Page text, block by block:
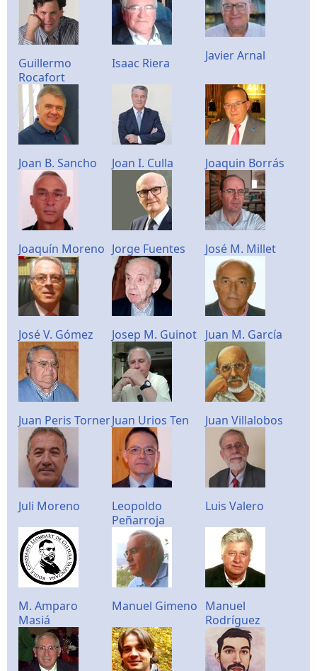
Guillermo
Rocafort
Isaac Riera Javier Arnal
Joan B. Sancho Joan I. Culla Joaquin Borrás
Joaquín Moreno Jorge Fuentes José M. Millet
José V. Gómez Josep M. Guinot Juan M. García
Juan Peris TornerJuan Urios Ten Juan Villalobos
Juli Moreno
Leopoldo
Peñarroja
Luis Valero
M. Amparo
Masiá
Manuel Gimeno Manuel
Rodríguez